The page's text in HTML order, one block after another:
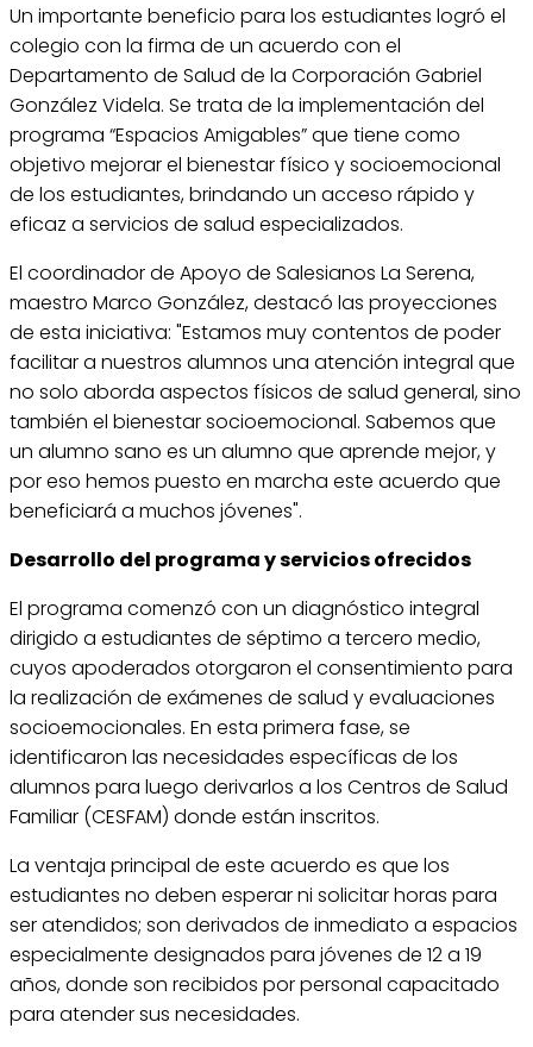
Un importante beneficio para los estudiantes logró el
colegio con la firma de un acuerdo con el
Departamento de Salud de la Corporación Gabriel
González Videla. Se trata de la implementación del
programa “Espacios Amigables” que tiene como
objetivo mejorar el bienestar físico y socioemocional
de los estudiantes, brindando un acceso rápido y
eficaz a servicios de salud especializados.
El coordinador de Apoyo de Salesianos La Serena,
maestro Marco González, destacó las proyecciones
de esta iniciativa: "Estamos muy contentos de poder
facilitar a nuestros alumnos una atención integral que
no solo aborda aspectos físicos de salud general, sino
también el bienestar socioemocional. Sabemos que
un alumno sano es un alumno que aprende mejor, y
por eso hemos puesto en marcha este acuerdo que
beneficiará a muchos jóvenes".
Desarrollo del programa y servicios ofrecidos
El programa comenzó con un diagnóstico integral
dirigido a estudiantes de séptimo a tercero medio,
cuyos apoderados otorgaron el consentimiento para
la realización de exámenes de salud y evaluaciones
socioemocionales. En esta primera fase, se
identificaron las necesidades específicas de los
alumnos para luego derivarlos a los Centros de Salud
Familiar (CESFAM) donde están inscritos.
La ventaja principal de este acuerdo es que los
estudiantes no deben esperar ni solicitar horas para
ser atendidos; son derivados de inmediato a espacios
especialmente designados para jóvenes de 12 a 19
años, donde son recibidos por personal capacitado
para atender sus necesidades.